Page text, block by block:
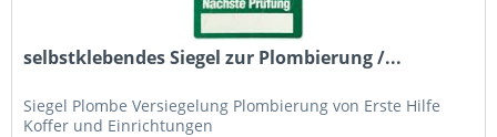
selbstklebendes Siegel zur Plombierung /...
Siegel Plombe Versiegelung Plombierung von Erste Hilfe
Koffer und Einrichtungen